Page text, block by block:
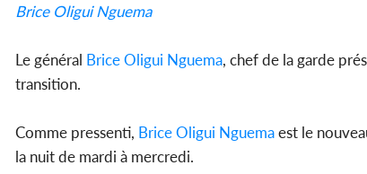
Brice Oligui Nguema
Le général Brice Oligui Nguema, chef de la garde
transition.
Comme pressenti, Brice Oligui Nguemaest le
la nuit de mardi à mercredi.